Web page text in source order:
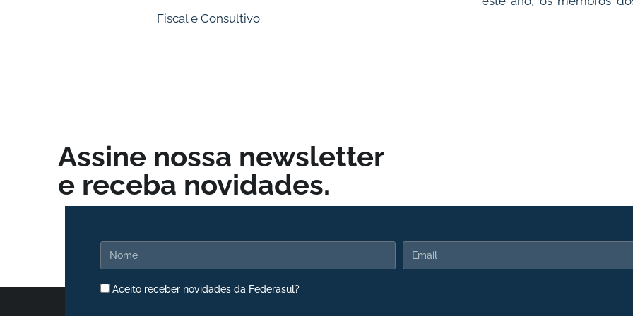
Fiscal e Consultivo.
Assine nossa newsletter
e receba novidades.
Aceito receber novidades da Federasul?